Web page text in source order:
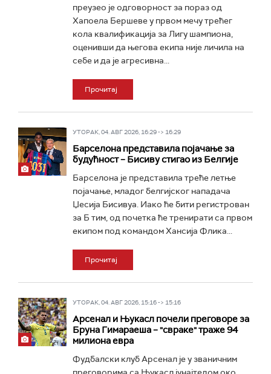
преузео је одговорност за пораз од
Хапоела Бершеве у првом мечу трећег
кола квалификација за Лигу шампиона,
оценивши да његова екипа није личила на
себе и да је агресивна...
Прочитај
УТОРАК, 04. АВГ 2026, 16:29 -> 16:29
Барселона представила појачање за
будућност – Бисиву стигао из Белгије
Барселона је представила треће летње
појачање, младог белгијског нападача
Џесија Бисивуа. Иако ће бити регистрован
за Б тим, од почетка ће тренирати са првом
екипом под командом Хансија Флика...
Прочитај
УТОРАК, 04. АВГ 2026, 15:16 -> 15:16
Арсенал и Њукасл почели преговоре за
Бруна Гимараеша – "свраке" траже 94
милиона евра
Фудбалски клуб Арсенал је у званичним